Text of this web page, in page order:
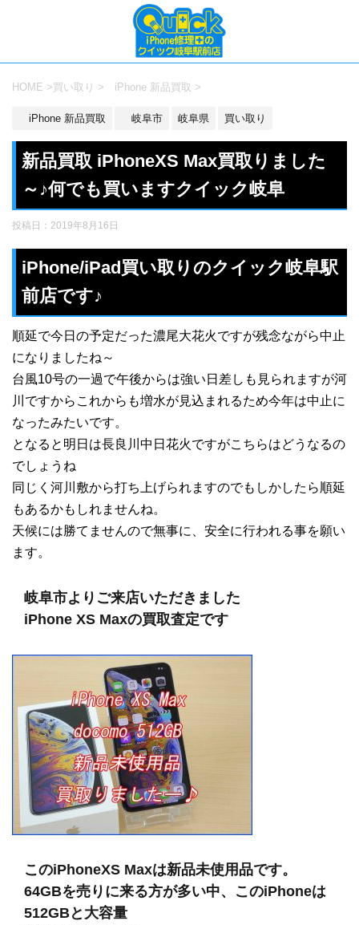
HOME >買い取り > iPhone 新品買取 >
iPhone 新品買取 岐阜市 岐阜県 買い取り
新品買取 iPhoneXS Max買取りました
～♪何でも買いますクイック岐阜
投稿日： 2019年8月16日
iPhone/iPad買い取りのクイック岐阜駅
前店です♪
順延で今日の予定だった濃尾大花火ですが残念ながら中止
になりましたね～
台風10号の一過で午後からは強い日差しも見られますが河
川ですからこれからも増水が見込まれるため今年は中止に
なったみたいです。
となると明日は長良川中日花火ですがこちらはどうなるの
でしょうね
同じく河川敷から打ち上げられますのでもしかしたら順延
もあるかもしれませんね。
天候には勝てませんので無事に、安全に行われる事を願い
ます。
岐阜市よりご来店いただきました
iPhone XS Maxの買取査定です
このiPhoneXS Maxは新品未使用品です。
64GBを売りに来る方が多い中、このiPhoneは
512GBと大容量